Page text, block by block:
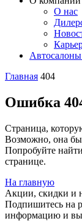
О нас
Главная 404
Ошибка
Страница,
Возможно, она
Попробуйте
странице.
На главную
Акции, скидки и
Подпишитесь на
информацию и